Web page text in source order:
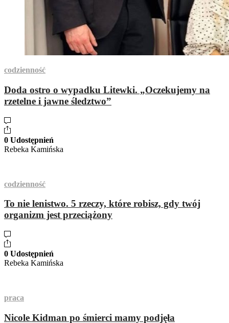
codzienność
Doda ostro o wypadku Litewki. „Oczekujemy na
rzetelne i jawne śledztwo”
0 Udostępnień
Rebeka Kamińska
codzienność
To nie lenistwo. 5 rzeczy, które robisz, gdy twój
organizm jest przeciążony
0 Udostępnień
Rebeka Kamińska
praca
Nicole Kidman po śmierci mamy podjęła